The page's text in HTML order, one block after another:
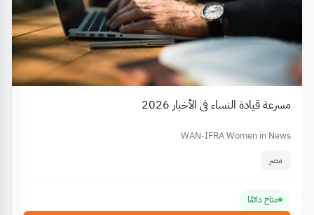
مسرعة قيادة النساء في الأخبار 2026
WAN-IFRA Women in News
مصر
متاح دائمًا